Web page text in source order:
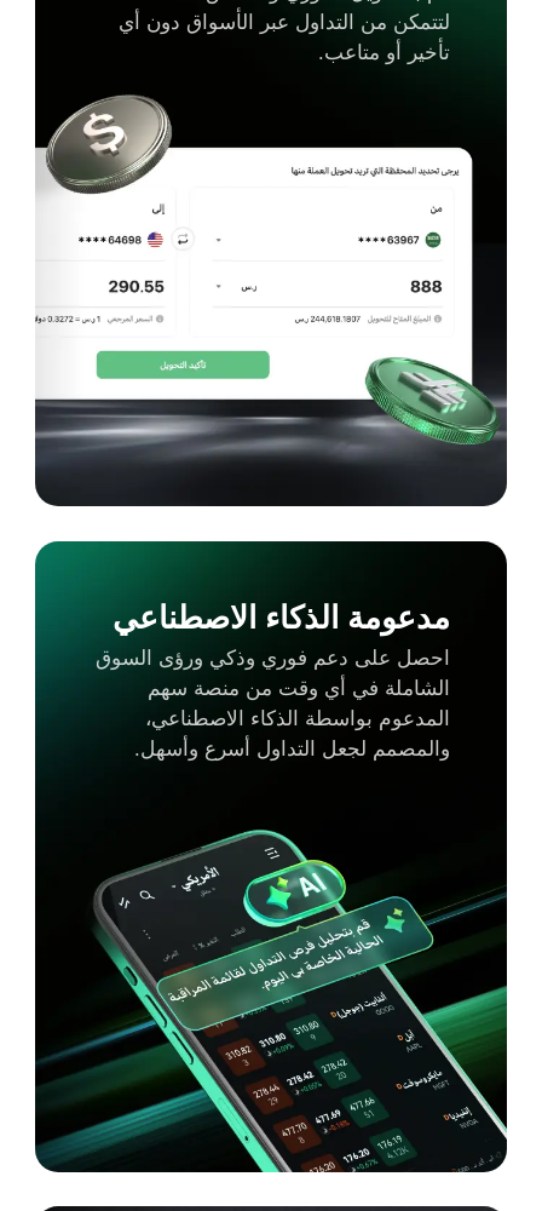
لتتمكن من التداول عبر الأسواق دون أي
تأخير أو متاعب.
مدعومة الذكاء الاصطناعي
احصل على دعم فوري وذكي ورؤى السوق
الشاملة في أي وقت من منصة سهم
المدعوم بواسطة الذكاء الاصطناعي،
والمصمم لجعل التداول أسرع وأسهل.